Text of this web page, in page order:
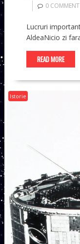
0 COMMENT
Lucruri
AldeaNicio zi
READ MORE
Istorie